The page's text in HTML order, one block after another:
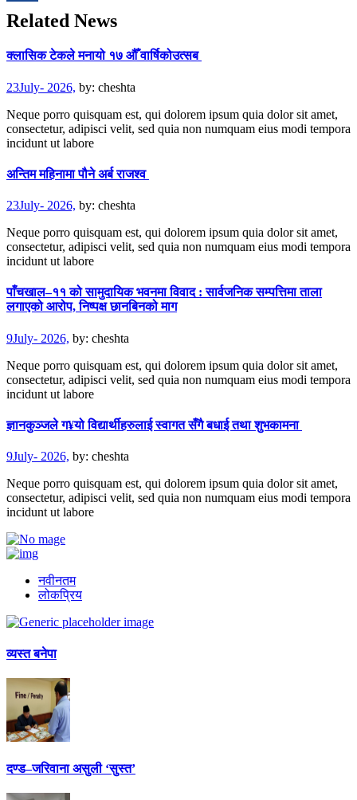
Related News
क्लासिक टेकले मनायो १७ औँ वार्षिकोउत्सब
23July- 2026, by: cheshta
Neque porro quisquam est, qui dolorem ipsum quia dolor sit amet,
consectetur, adipisci velit, sed quia non numquam eius modi tempora
incidunt ut labore
अन्तिम महिनामा पौने अर्ब राजश्व
23July- 2026, by: cheshta
Neque porro quisquam est, qui dolorem ipsum quia dolor sit amet,
consectetur, adipisci velit, sed quia non numquam eius modi tempora
incidunt ut labore
पाँचखाल–११ को सामुदायिक भवनमा विवाद : सार्वजनिक सम्पत्तिमा ताला
लगाएको आरोप, निष्पक्ष छानबिनको माग
9July- 2026, by: cheshta
Neque porro quisquam est, qui dolorem ipsum quia dolor sit amet,
consectetur, adipisci velit, sed quia non numquam eius modi tempora
incidunt ut labore
ज्ञानकुञ्जले ग¥यो विद्यार्थीहरुलाई स्वागत सँगै बधाई तथा शुभकामना
9July- 2026, by: cheshta
Neque porro quisquam est, qui dolorem ipsum quia dolor sit amet,
consectetur, adipisci velit, sed quia non numquam eius modi tempora
incidunt ut labore
नवीनतम
लोकप्रिय
व्यस्त बनेपा
दण्ड–जरिवाना असुली ‘सुस्त’